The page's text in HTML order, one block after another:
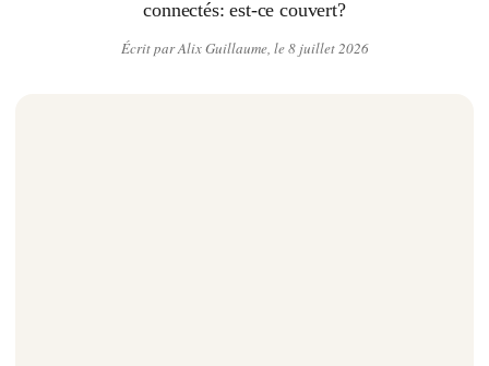
connectés: est-ce couvert?
Écrit par Alix Guillaume, le 8 juillet 2026